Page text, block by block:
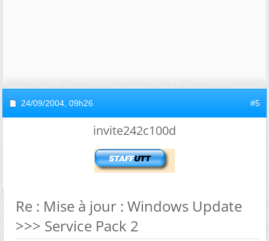
24/09/2004, 09h26 #5
invite242c100d
Re : Mise à jour : Windows Update
>>> Service Pack 2